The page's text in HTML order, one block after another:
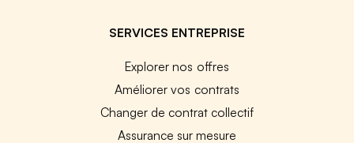
SERVICES ENTREPRISE
Explorer nos offres
Améliorer vos contrats
Changer de contrat collectif
Assurance sur mesure